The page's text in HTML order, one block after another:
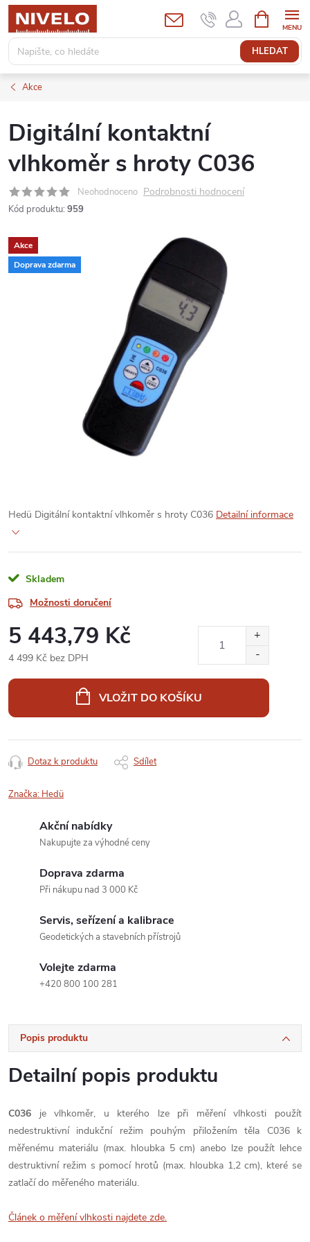
Přejít
obsah
HLEDAT
NÁKUPNÍ
KOŠÍK
Akce
Digitální kontaktní
vlhkoměr s hroty C036
Neohodnoceno Podrobnosti hodnocení
Kód produktu: 959
Akce
Doprava zdarma
Hedü Digitální kontaktní vlhkoměr s hroty C036 Detailní informace
Skladem
Možnosti doručení
5 443,79 Kč
4 499 Kč bez DPH
VLOŽIT DO KOŠÍKU
Dotaz k produktu Sdílet
Značka: Hedü
Akční nabídky
Nakupujte za výhodné ceny
Doprava zdarma
Při nákupu nad 3 000 Kč
Servis, seřízení a kalibrace
Geodetických a stavebních přístrojů
Volejte zdarma
+420 800 100 281
Popis produktu
Detailní popis produktu
C036 je vlhkoměr, u kterého lze při měření vlhkosti použít
nedestruktivní indukční režim pouhým přiložením těla C036 k
měřenému materiálu (max. hloubka 5 cm) anebo lze použít lehce
destruktivní režim s pomocí hrotů (max. hloubka 1,2 cm), které se
zatlačí do měřeného materiálu.
Článek o měření vlhkosti najdete zde.